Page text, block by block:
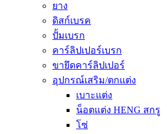
ยาง
ดิสก์เบรค
ปั้มเบรก
คาร์ลิปเปอร์เบรก
ขายึดคาร์ลิปเปอร์
อุปกรณ์เสริม/ตกแต่ง
เบาะแต่ง
น็อตแต่ง HENG สกรู
โซ่